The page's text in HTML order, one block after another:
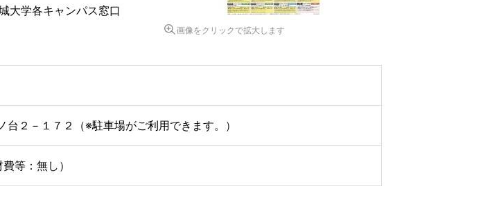
大学各キャンパス窓口
画像をクリックで拡大します
２－１７２（※駐車場がご利用できます。）
：無し）